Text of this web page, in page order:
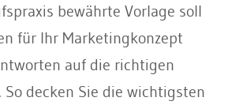
bewährte Vorlage soll
für Ihr Marketingkonzept
auf die richtigen
So decken Sie die wichtigsten